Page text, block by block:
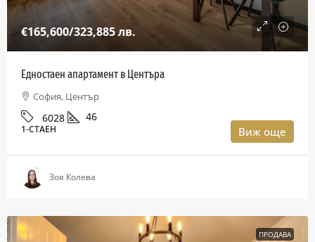
€165,600/323,885 лв.
Едностаен апартамент в Центъра
София, Център
6028 46
1-СТАЕН Виж още
Зоя Колева
ПРОДАВА